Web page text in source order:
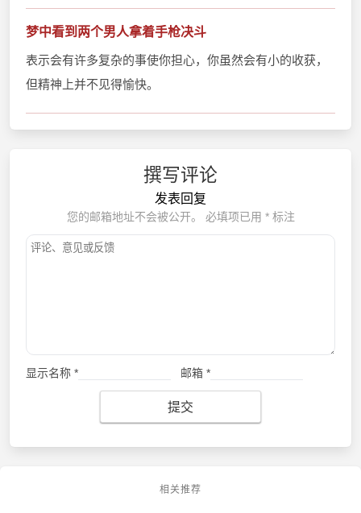
梦中看到两个男人拿着手枪决斗
表示会有许多复杂的事使你担心，你虽然会有小的收获，
但精神上并不见得愉快。
撰写评论
发表回复
您的邮箱地址不会被公开。 必填项已用 *标注
显示名称 * 邮箱 *
提交
相关推荐